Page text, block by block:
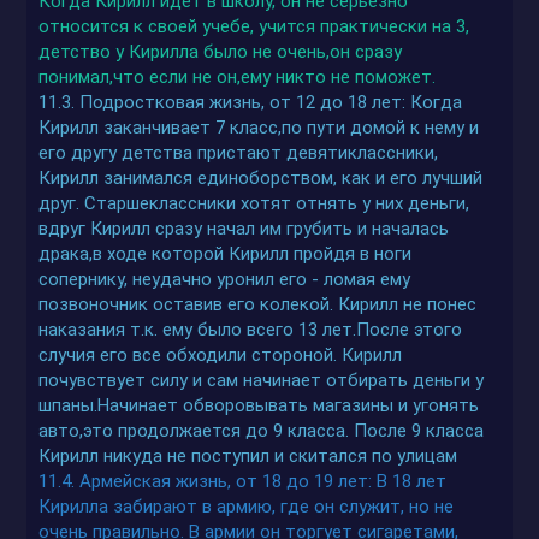
относится к своей учебе, учится практически на 3,
детство у Кирилла было не очень,он сразу
понимал,что если не он,ему никто не поможет.
11.3. Подростковая жизнь, от 12 до 18 лет: Когда
Кирилл заканчивает 7 класс,по пути домой к нему и
его другу детства пристают девятиклассники,
Кирилл занимался единоборством, как и его лучший
друг. Старшеклассники хотят отнять у них деньги,
вдруг Кирилл сразу начал им грубить и началась
драка,в ходе которой Кирилл пройдя в ноги
сопернику, неудачно уронил его - ломая ему
позвоночник оставив его колекой. Кирилл не понес
наказания т.к. ему было всего 13 лет.После этого
случия его все обходили стороной. Кирилл
почувствует силу и сам начинает отбирать деньги у
шпаны.Начинает обворовывать магазины и угонять
авто,это продолжается до 9 класса. После 9 класса
Кирилл никуда не поступил и скитался по улицам
11.4. Армейская жизнь, от 18 до 19 лет: В 18 лет
Кирилла забирают в армию, где он служит, но не
очень правильно. В армии он торгует сигаретами,